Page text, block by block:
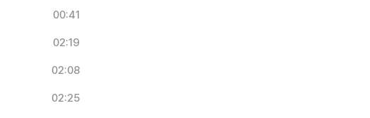
00:41
02:19
02:08
02:25